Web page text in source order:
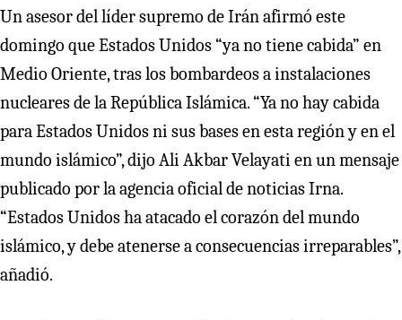
Un asesor del líder supremo de Irán afirmó este
domingo que Estados Unidos “ya no tiene cabida” en
Medio Oriente, tras los bombardeos a instalaciones
nucleares de la República Islámica. “Ya no hay cabida
para Estados Unidos ni sus bases en esta región y en el
mundo islámico”, dijo Ali Akbar Velayati en un mensaje
publicado por la agencia oficial de noticias Irna.
“Estados Unidos ha atacado el corazón del mundo
islámico, y debe atenerse a consecuencias irreparables”,
añadió.